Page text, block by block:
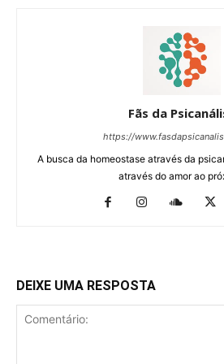
Fãs da
https://
A busca da homeostase através da
através do amor ao
DEIXE UMA RESPOSTA